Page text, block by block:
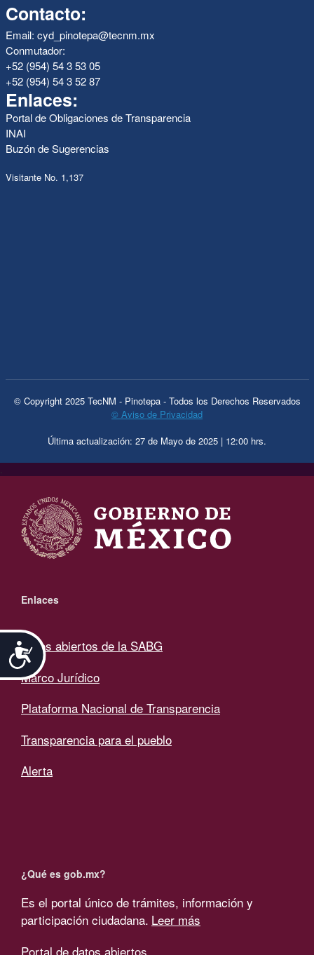
Accesibilidad
Contacto:
Email: cyd_pinotepa@tecnm.mx
Conmutador:
+52 (954) 54 3 53 05
+52 (954) 54 3 52 87
Enlaces:
Portal de Obligaciones de Transparencia
INAI
Buzón de Sugerencias
Visitante No. 1,137
© Copyright 2025 TecNM - Pinotepa - Todos los Derechos Reservados
© Aviso de Privacidad
Última actualización: 27 de Mayo de 2025 | 12:00 hrs.
.
Enlaces
Datos abiertos de la SABG
Marco Jurídico
Plataforma Nacional de Transparencia
Transparencia para el pueblo
Alerta
¿Qué es gob.mx?
Es el portal único de trámites, información y
participación ciudadana. Leer más
Portal de datos abiertos